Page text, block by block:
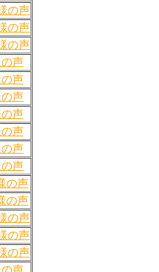
の声
の声
の声
声
声
声
声
声
声
声
の声
の声
の声
の声
の声